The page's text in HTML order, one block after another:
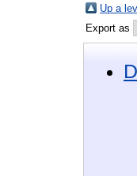
Up a
Export as